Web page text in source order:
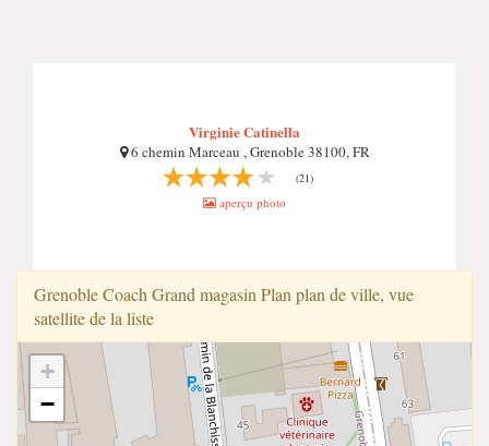
Virginie Catinella
6 chemin Marceau , Grenoble 38100, FR
(21)
aperçu photo
Grenoble Coach Grand magasin Plan plan de ville, vue
satellite de la liste
+
−